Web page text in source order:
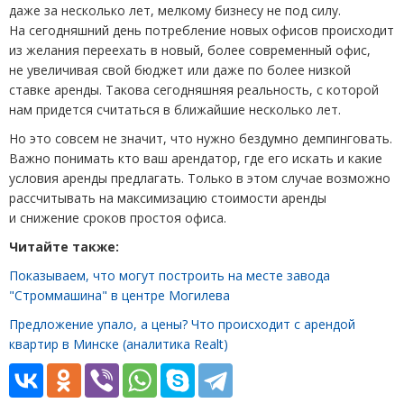
даже за несколько лет, мелкому бизнесу не под силу.
На сегодняшний день потребление новых офисов происходит
из желания переехать в новый, более современный офис,
не увеличивая свой бюджет или даже по более низкой
ставке аренды. Такова сегодняшняя реальность, с которой
нам придется считаться в ближайшие несколько лет.
Но это совсем не значит, что нужно бездумно демпинговать.
Важно понимать кто ваш арендатор, где его искать и какие
условия аренды предлагать. Только в этом случае возможно
рассчитывать на максимизацию стоимости аренды
и снижение сроков простоя офиса.
Читайте также:
Показываем, что могут построить на месте завода
"Строммашина" в центре Могилева
Предложение упало, а цены? Что происходит с арендой
квартир в Минске (аналитика Realt)